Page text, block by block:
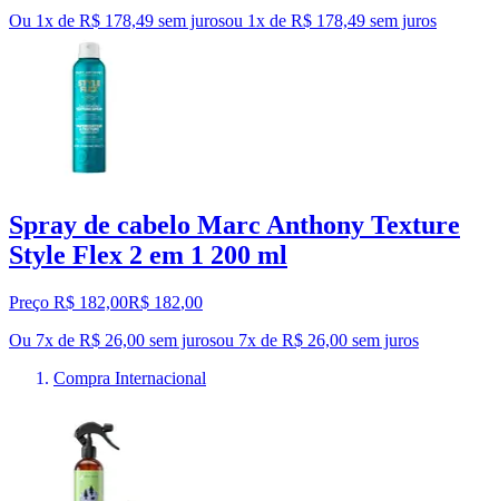
Ou 1x de R$ 178,49 sem jurosou 1x de R$ 178,49 sem juros
Spray de cabelo Marc Anthony Texture
Style Flex 2 em 1 200 ml
Preço R$ 182,00R$ 182,00
Ou 7x de R$ 26,00 sem jurosou 7x de R$ 26,00 sem juros
Compra Internacional